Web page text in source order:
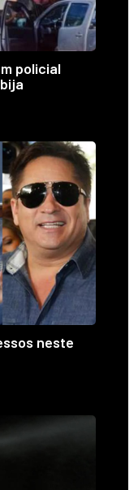
policial
neste